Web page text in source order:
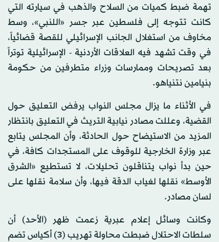
تهمة ضبط كميات من السلاح والذهب في سيارته التي
كانت تتوجه إلى فلسطين عبر جسر «اللنبي»، وسط
مخاوف من استغلال الجانب الإسرائيلي للقصة قضائياً،
في وقت تشهد فيه العلاقات الأردنية - الإسرائيلية توتراً
بعد تصريحات وممارسات وزراء متطرفين من حكومة
بنيامين نتنياهو.
في الأثناء ما يزال مجلس النواب يرفض التعليق حول
القضية، وعللت مصادر نيابية التريث في التعليق بانتظار
المزيد من الاستيضاح حول الحادثة، وأن المجلس يتابع
عبر وزارة الخارجية للوقوف على المستجدات كافة، في
حين بدأ نواب يتناقلون تحليلات، لا تستطيع «الشرق
الأوسط» نقلها لغياب الدقة فيها، وأن سلامة نقلها على
لسان مصادر.
وكانت وسائل إعلام عبرية زعمت ظهر (الأحد) أن
سلطات الاحتلال ضبطت محاولة تهريب (3) أكياس تضم